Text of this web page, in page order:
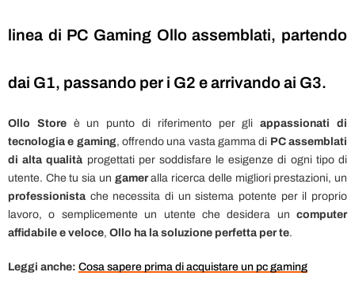
linea di PC Gaming Ollo assemblati, partendo
dai G1, passando per i G2 e arrivando ai G3.
Ollo Storeè un punto di riferimento per gliappassionati di
tecnologia e gaming, offrendo una vasta gamma di PC assemblati
di alta qualità progettati per soddisfare le esigenze di ogni tipo di
utente. Che tu sia un gameralla ricerca delle migliori prestazioni, un
professionista che necessita di un sistema potente per il proprio
lavoro, o semplicemente un utente che desidera un computer
affidabile e veloce, Ollo ha la soluzione perfetta per te.
Leggi anche: Cosa sapere prima di acquistare un pc gaming